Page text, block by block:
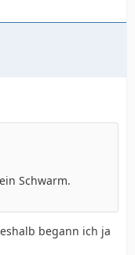
Schwarm.
begann ich ja